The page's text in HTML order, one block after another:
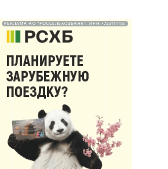
РЕКЛАМА АО "РОССЕЛЬХОЗБАНК". ИНН 772511448.